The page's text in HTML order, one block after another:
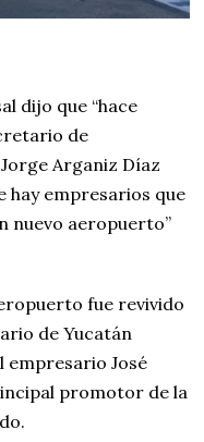
dijo que “hace
de
Arganiz Díaz
hay empresarios que
nuevo aeropuerto”
fue revivido
de Yucatán
empresario José
promotor de la